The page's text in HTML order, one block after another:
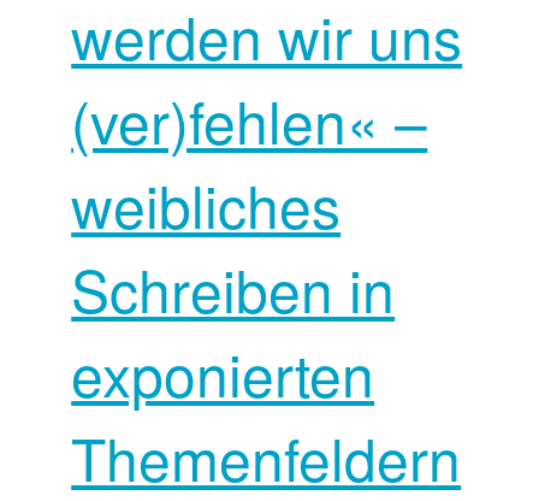
werden wir uns
(ver)fehlen« –
weibliches
Schreiben in
exponierten
Themenfeldern